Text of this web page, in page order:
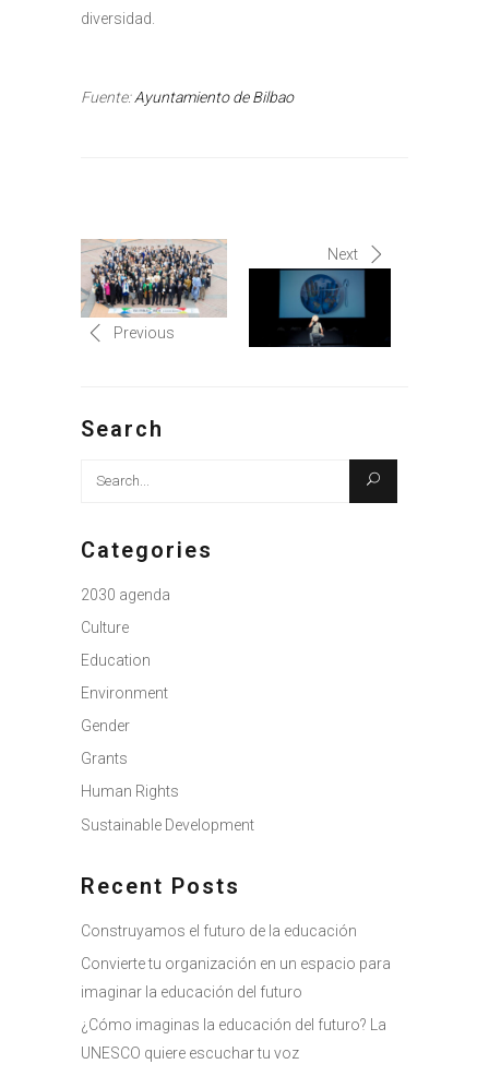
diversidad.
Fuente:Ayuntamiento de Bilbao
Previous
Next
Search
Search
Categories
2030 agenda
Culture
Education
Environment
Gender
Grants
Human Rights
Sustainable Development
Recent Posts
Construyamos el futuro de la educación
Convierte tu organización en un espacio para
imaginar la educación del futuro
¿Cómo imaginas la educación del futuro? La
UNESCO quiere escuchar tu voz